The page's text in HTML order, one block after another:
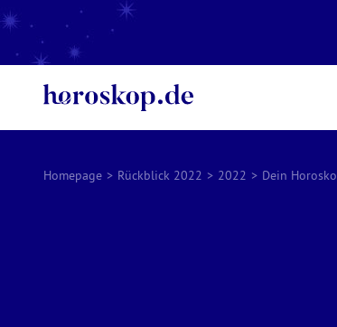
Homepage > Rückblick 2022 > 2022 > Dein